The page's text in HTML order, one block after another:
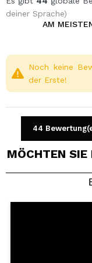
deiner Sprache)
AM
Dein Video
Würden Sie
Noch keine
der Erste!
44
MÖCHTEN SIE